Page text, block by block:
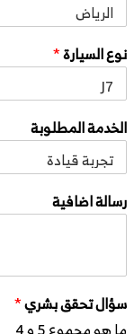
نوع السيارة*
الخدمة المطلوبة
رسالة اضافية
سؤال تحقق بشري*